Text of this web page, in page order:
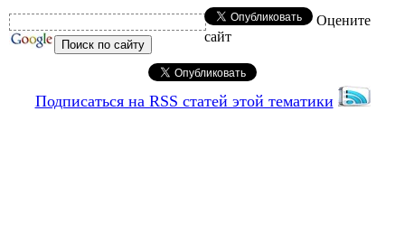
Оцените
сайт
Подписаться на RSS статей этой тематики